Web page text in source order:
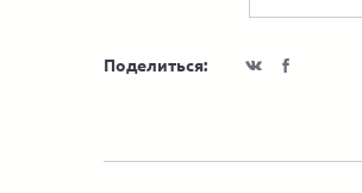
Поделиться: